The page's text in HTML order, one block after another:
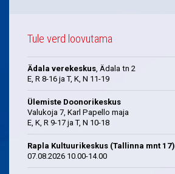
Tule verd loovutama
Ädala verekeskus, Ädala tn 2
E, R 8-16 ja T, K, N 11-19
Ülemiste Doonorikeskus
Valukoja 7, Karl Papello maja
E, K, R 9-17 ja T, N 10-18
Rapla Kultuurikeskus (Tallinna mnt 17)
07.08.2026 10.00-14.00